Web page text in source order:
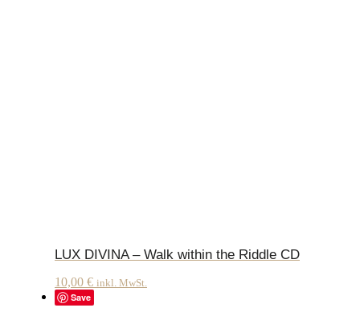
LUX DIVINA – Walk within the Riddle CD
10,00 € inkl. MwSt.
Save